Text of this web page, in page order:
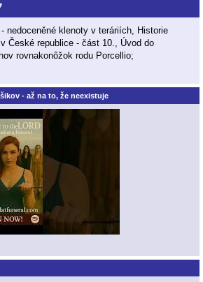
nedoceněné klenoty v teráriích, Historie
České republice - část 10., Úvod do
rovnakonôžok rodu Porcellio;
- až na to, že neexistuje